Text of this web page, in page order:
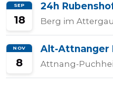
SEP
18
24h
Berg im Attergau
NOV
8
Alt-Attnanger
Attnang-